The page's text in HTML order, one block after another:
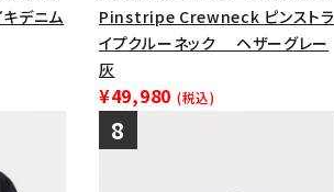
デニム
Pinstripe Crewneck ピンストラ
イプクルーネック ヘザーグレー
灰
¥49,980 (税込)